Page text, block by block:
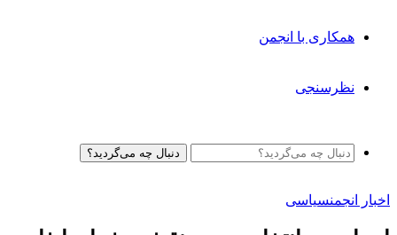
همکاری با انجمن
نظرسنجی
دنبال چه می‌گردید؟
اخبار انجمنسیاسی